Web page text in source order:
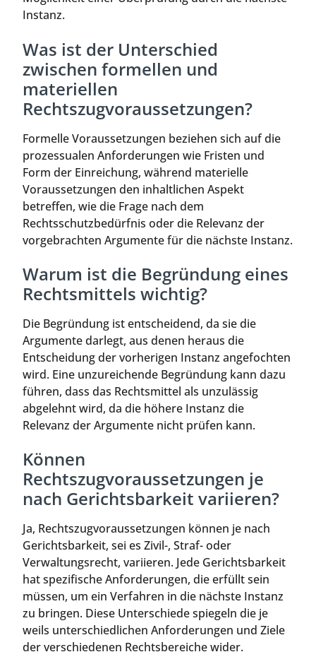
Instanz.
Was ist der Unterschied
zwischen formellen und
materiellen
Rechtszugvoraussetzungen?
Formelle Voraussetzungen beziehen sich auf die
prozessualen Anforderungen wie Fristen und
Form der Einreichung, während materielle
Voraussetzungen den inhaltlichen Aspekt
betreffen, wie die Frage nach dem
Rechtsschutzbedürfnis oder die Relevanz der
vorgebrachten Argumente für die nächste Instanz.
Warum ist die Begründung eines
Rechtsmittels wichtig?
Die Begründung ist entscheidend, da sie die
Argumente darlegt, aus denen heraus die
Entscheidung der vorherigen Instanz angefochten
wird. Eine unzureichende Begründung kann dazu
führen, dass das Rechtsmittel als unzulässig
abgelehnt wird, da die höhere Instanz die
Relevanz der Argumente nicht prüfen kann.
Können
Rechtszugvoraussetzungen je
nach Gerichtsbarkeit variieren?
Ja, Rechtszugvoraussetzungen können je nach
Gerichtsbarkeit, sei es Zivil-, Straf- oder
Verwaltungsrecht, variieren. Jede Gerichtsbarkeit
hat spezifische Anforderungen, die erfüllt sein
müssen, um ein Verfahren in die nächste Instanz
zu bringen. Diese Unterschiede spiegeln die je
weils unterschiedlichen Anforderungen und Ziele
der verschiedenen Rechtsbereiche wider.